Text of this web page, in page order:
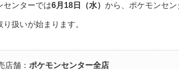
センターでは6月18日（水） から、ポケモンセン
り扱いが始まります。
店舗： ポケモンセンター全店